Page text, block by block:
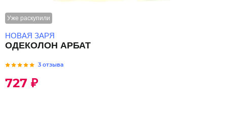
Уже раскупили
НОВАЯ ЗАРЯ
ОДЕКОЛОН АРБАТ
3 отзыва
727 ₽